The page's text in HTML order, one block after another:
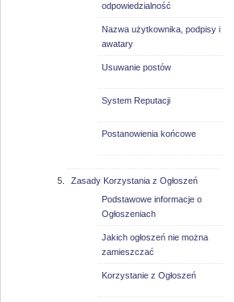
odpowiedzialność
Nazwa użytkownika, podpisy i
awatary
Usuwanie postów
System Reputacji
Postanowienia końcowe
Zasady Korzystania z Ogłoszeń
Podstawowe informacje o
Ogłoszeniach
Jakich ogłoszeń nie można
zamieszczać
Korzystanie z Ogłoszeń